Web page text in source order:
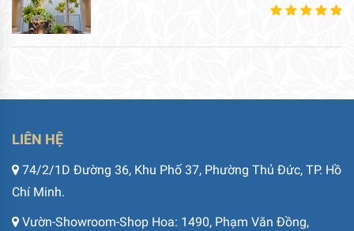
LIÊN HỆ
74/2/1D Đường 36, Khu Phố 37, Phường Thủ Đức, TP. Hồ
Chí Minh.
Vườn-Showroom-Shop Hoa: 1490, Phạm Văn Đồng,